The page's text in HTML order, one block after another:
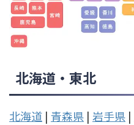
北海道・東北
北海道 | 青森県 | 岩手県 |